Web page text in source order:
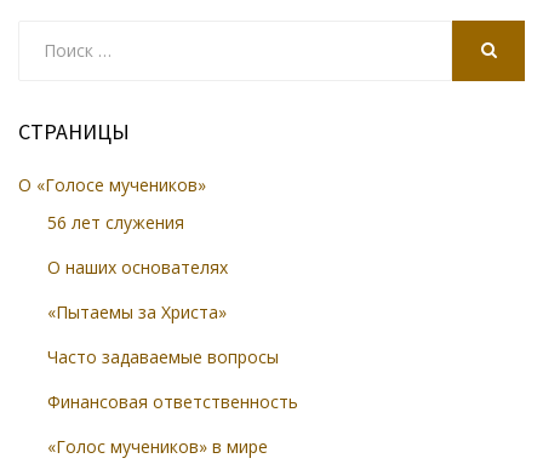
СТРАНИЦЫ
О «Голосе мучеников»
56 лет служения
О наших основателях
«Пытаемы за Христа»
Часто задаваемые вопросы
Финансовая ответственность
«Голос мучеников» в мире